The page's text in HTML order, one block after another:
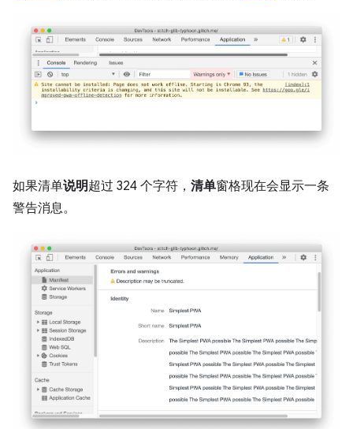
如果清单说明超过 324 个字符， 清单窗格现在会显示一条
警告消息。